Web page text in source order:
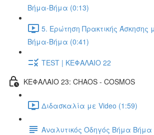
Βήμα-Βήμα (0:13)
5. Ερώτηση Πρακτικής Άσκησης
Βήμα-Βήμα (0:41)
TEST | ΚΕΦΑΛΑΙΟ 22
ΚΕΦΑΛΑΙΟ 23: CHAOS - COSMOS
Διδασκαλία με Video (1:59)
Αναλυτικός Οδηγός Βήμα Βήμα